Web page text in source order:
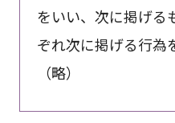
をいい、次に掲げる
ぞれ次に掲げる行為
（略）